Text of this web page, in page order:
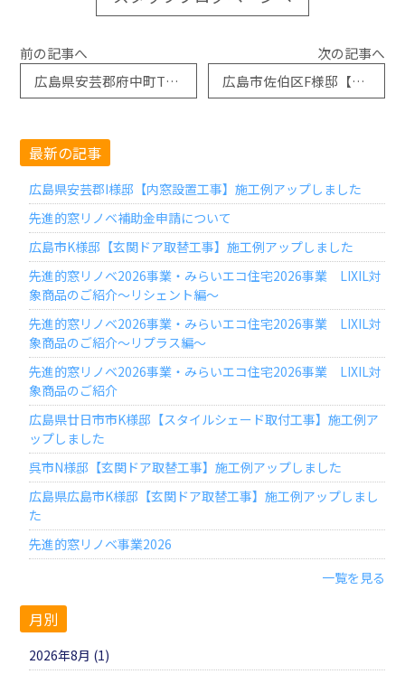
前の記事へ
広島県安芸郡府中町T様邸【スタイルシェード取付工事】施工例アップしました
次の記事へ
広島市佐伯区F様邸【リシェント玄関引戸取替工事】施工例アップしました
最新の記事
広島県安芸郡I様邸【内窓設置工事】施工例アップしました
先進的窓リノベ補助金申請について
広島市K様邸【玄関ドア取替工事】施工例アップしました
先進的窓リノベ2026事業・みらいエコ住宅2026事業 LIXIL対
象商品のご紹介～リシェント編～
先進的窓リノベ2026事業・みらいエコ住宅2026事業 LIXIL対
象商品のご紹介～リプラス編～
先進的窓リノベ2026事業・みらいエコ住宅2026事業 LIXIL対
象商品のご紹介
広島県廿日市市K様邸【スタイルシェード取付工事】施工例ア
ップしました
呉市N様邸【玄関ドア取替工事】施工例アップしました
広島県広島市K様邸【玄関ドア取替工事】施工例アップしまし
た
先進的窓リノベ事業2026
一覧を見る
月別
2026年8月 (1)